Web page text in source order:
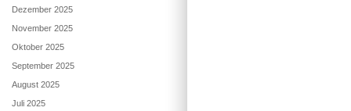
Dezember 2025
November 2025
Oktober 2025
September 2025
August 2025
Juli 2025